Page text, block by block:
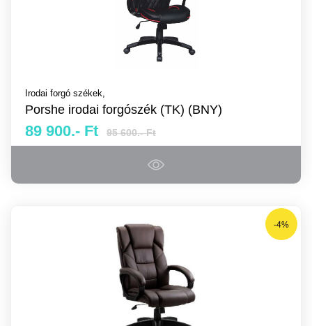
Irodai forgó székek,
Porshe irodai forgószék (TK) (BNY)
89 900.- Ft 95 600.- Ft
-4%